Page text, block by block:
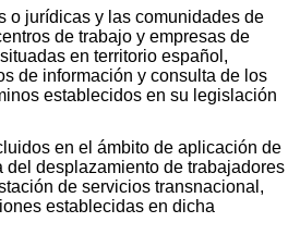
o jurídicas y las comunidades de
de trabajo y empresas de
en territorio español,
de información y consulta de los
establecidos en su legislación
en el ámbito de aplicación de
del desplazamiento de trabajadores
de servicios transnacional,
establecidas en dicha